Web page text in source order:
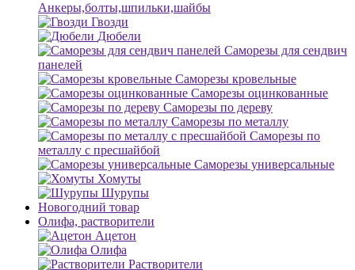
Анкеры,болты,шпильки,шайбы
Гвозди
Дюбели
Саморезы для сендвич
панелей
Саморезы кровельные
Саморезы оцинкованные
Саморезы по дереву
Саморезы по металлу
Саморезы по
металлу с пресшайбой
Саморезы универсальные
Хомуты
Шурупы
Новогодний товар
Олифа, растворители
Ацетон
Олифа
Растворители